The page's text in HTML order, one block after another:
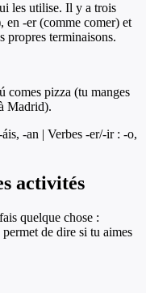
les utilise. Il y a trois
en -er (comme comer) et
propres terminaisons.
pizza (tu manges
Madrid).
-an | Verbes -er/-ir : -o,
activités
quelque chose :
de dire si tu aimes